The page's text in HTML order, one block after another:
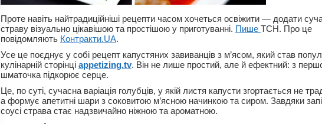
Проте навіть найтрадиційніші рецепти часом хочеться освіжити — додати
страву візуально цікавішою та простішою у приготуванні. Пише ТСН. Про це
повідомляють Контракти.UA.
Усе це поєднує у собі рецепт капустяних завиванців з м’ясом, який став
кулінарній сторінці appetizing.tv. Він не лише простий, але й ефектний: з
шматочка підкорює серце.
Це, по суті, сучасна варіація голубців, у якій листя капусти згортається не
а формує апетитні шари з соковитою м’ясною начинкою та сиром. Завдяки
соусі страва стає надзвичайно ніжною та ароматною.